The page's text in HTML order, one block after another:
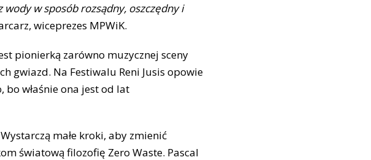
w sposób rozsądny, oszczędny i
wiceprezes MPWiK.
pionierką zarówno muzycznej sceny
gwiazd. Na Festiwalu Reni Jusis opowie
właśnie ona jest od lat
małe kroki, aby zmienić
światową filozofię Zero Waste. Pascal